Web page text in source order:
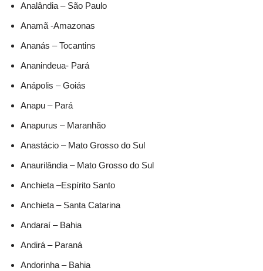
Analândia – São Paulo
Anamã -Amazonas
Ananás – Tocantins
Ananindeua- Pará
Anápolis – Goiás
Anapu – Pará
Anapurus – Maranhão
Anastácio – Mato Grosso do Sul
Anaurilândia – Mato Grosso do Sul
Anchieta –Espírito Santo
Anchieta – Santa Catarina
Andaraí – Bahia
Andirá – Paraná
Andorinha – Bahia